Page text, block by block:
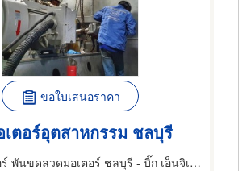
ขอใบเสนอราคา
ตอร์อุตสาหกรรม ชลบุรี
รับซ่อมมอเตอร์ พันขดลวดมอเตอร์ ชลบุรี - บิ๊ก เอ็นจิเนียริ่ง แอนด์ เซอร์วิส